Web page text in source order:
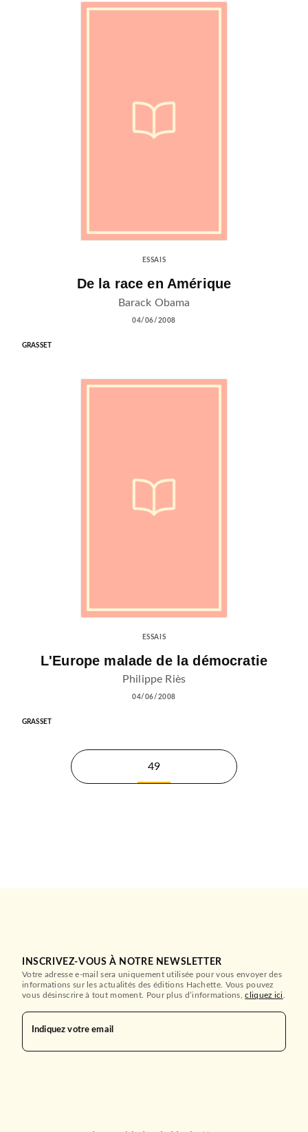
ESSAIS
De la race en Amérique
Barack Obama
04/06/2008
GRASSET
ESSAIS
L'Europe malade de la démocratie
Philippe Riès
04/06/2008
GRASSET
49
INSCRIVEZ-VOUS À NOTRE NEWSLETTER
Votre adresse e-mail sera uniquement utilisée pour vous envoyer des
informations sur les actualités des éditions Hachette. Vous pouvez
vous désinscrire à tout moment. Pour plus d’informations,cliquez ici.
Indiquez votre email